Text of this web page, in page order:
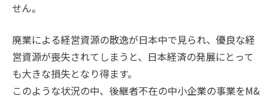
せん。
廃業による経営資源の散逸が日本中で見られ、優良な経
営資源が喪失されてしまうと、日本経済の発展にとって
も大きな損失となり得ます。
このような状況の中、後継者不在の中小企業の事業をM&